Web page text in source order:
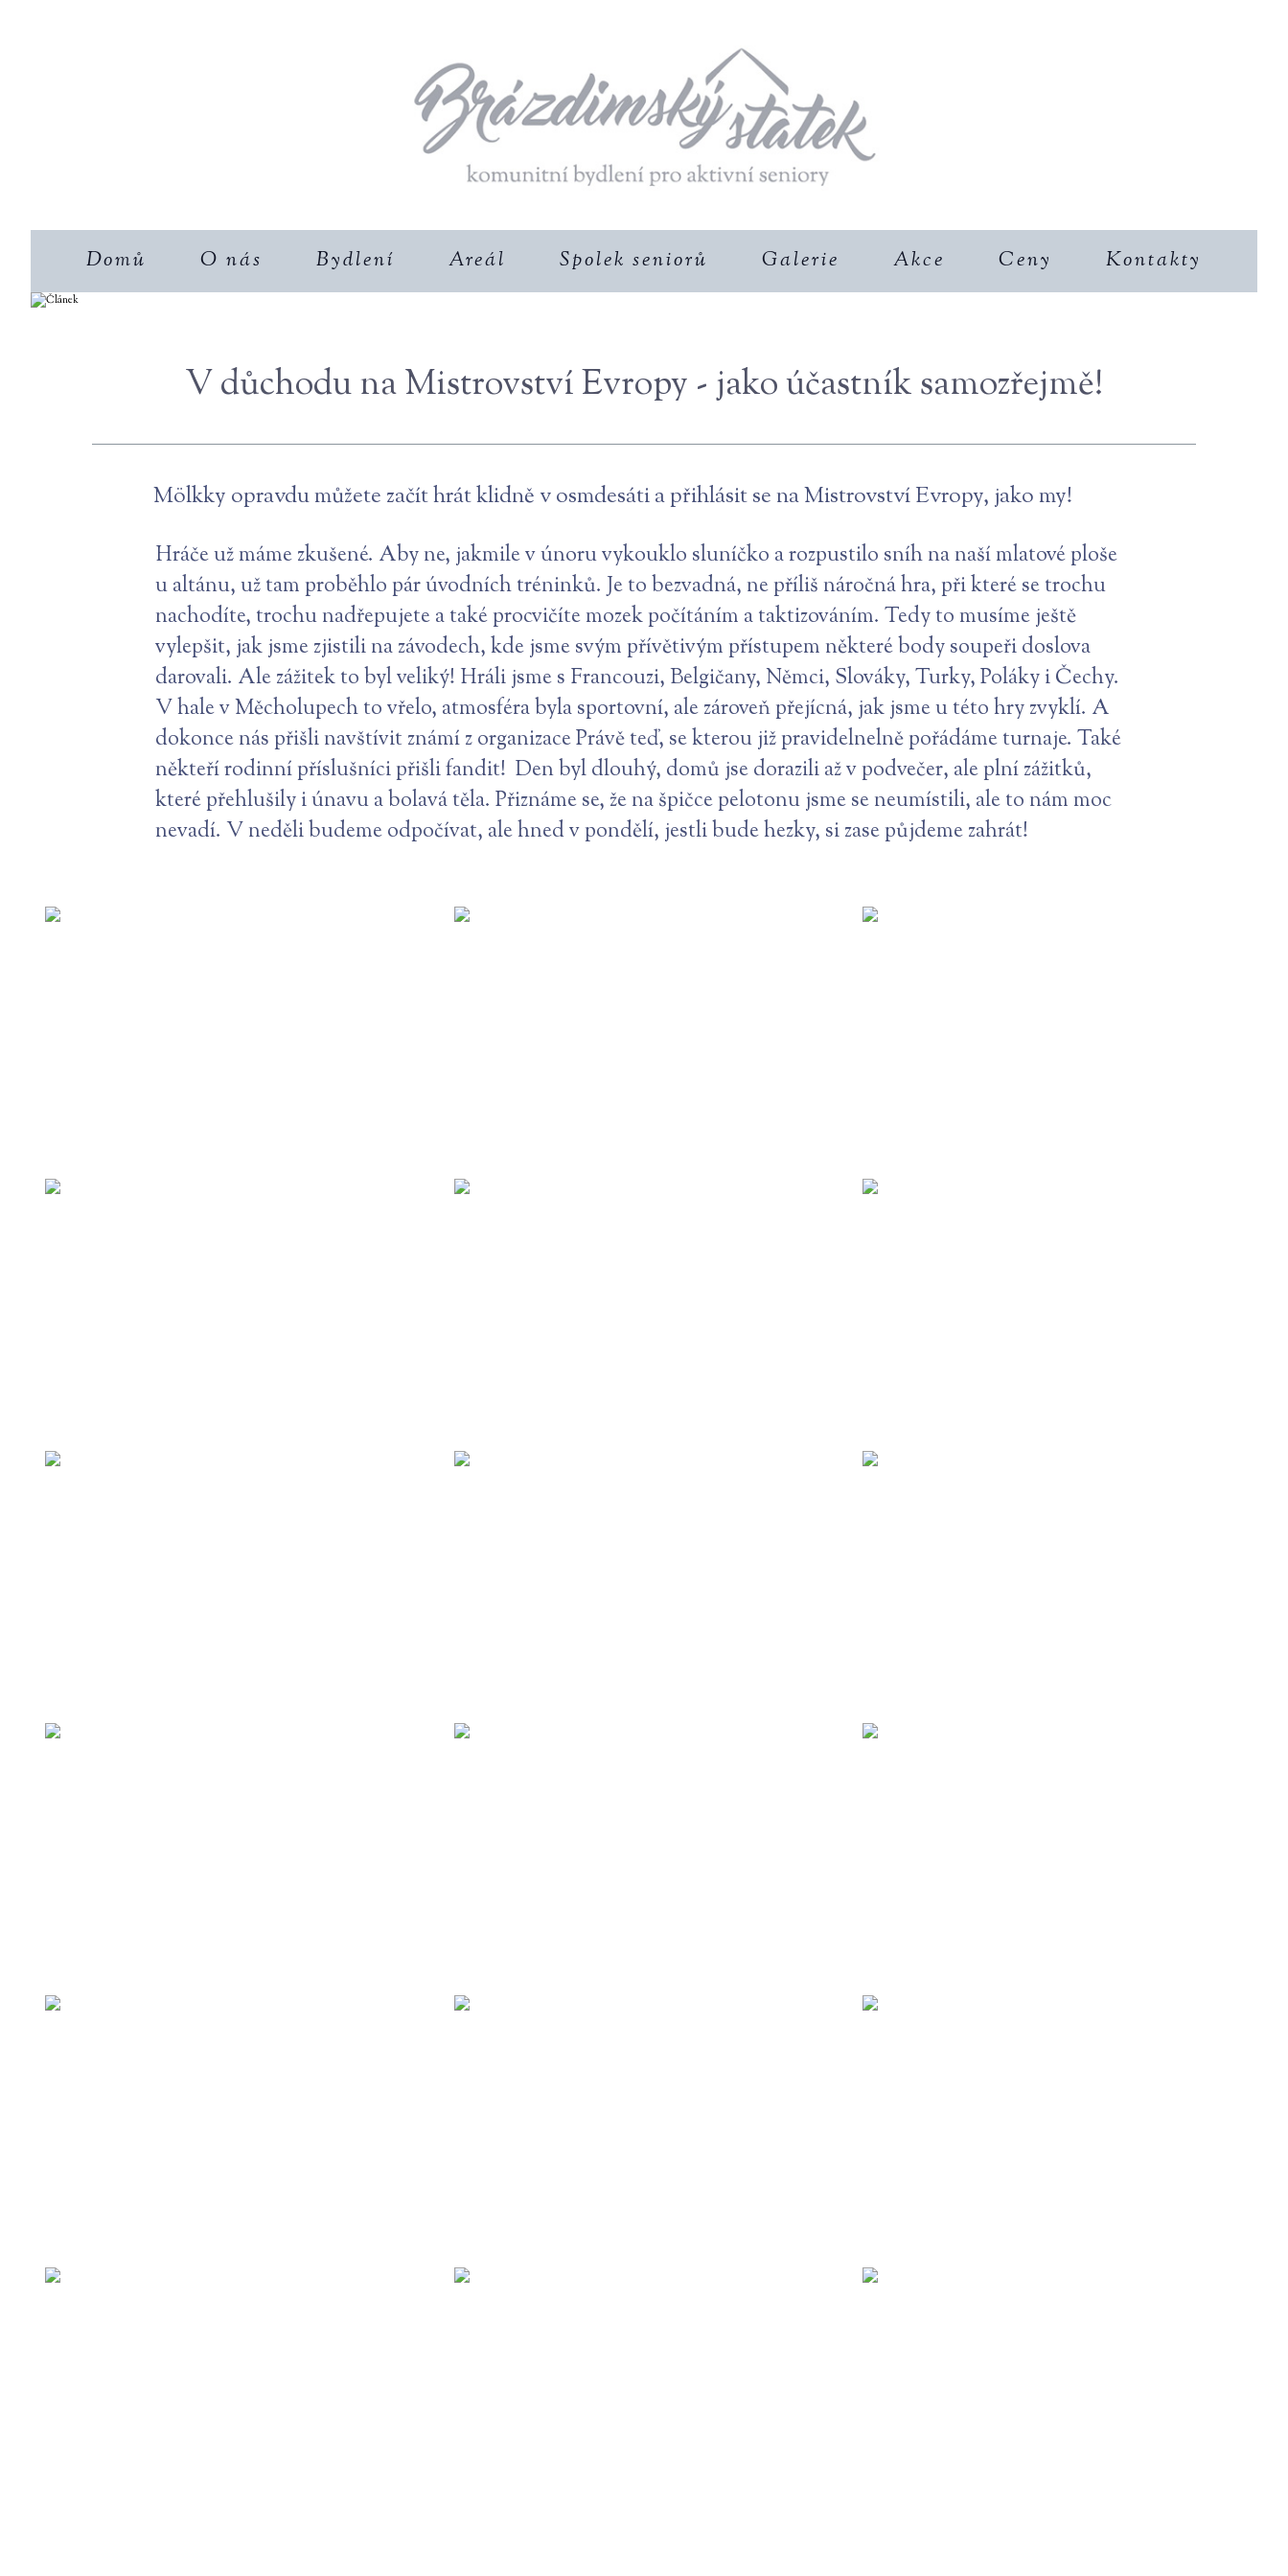
Domů O nás Bydlení Areál Spolek seniorů Galerie Akce Ceny Kontakty
V důchodu na Mistrovství Evropy - jako účastník samozřejmě!
Mölkky opravdu můžete začít hrát klidně v osmdesáti a přihlásit se na Mistrovství Evropy, jako my!
Hráče už máme zkušené. Aby ne, jakmile v únoru vykouklo sluníčko a rozpustilo sníh na naší mlatové ploše
u altánu, už tam proběhlo pár úvodních tréninků. Je to bezvadná, ne příliš náročná hra, při které se trochu
nachodíte, trochu nadřepujete a také procvičíte mozek počítáním a taktizováním. Tedy to musíme ještě
vylepšit, jak jsme zjistili na závodech, kde jsme svým přívětivým přístupem některé body soupeři doslova
darovali. Ale zážitek to byl veliký! Hráli jsme s Francouzi, Belgičany, Němci, Slováky, Turky, Poláky i Čechy.
V hale v Měcholupech to vřelo, atmosféra byla sportovní, ale zároveň přejícná, jak jsme u této hry zvyklí. A
dokonce nás přišli navštívit známí z organizace Právě teď, se kterou již pravidelnelně pořádáme turnaje. Také
někteří rodinní příslušníci přišli fandit! Den byl dlouhý, domů jse dorazili až v podvečer, ale plní zážitků,
které přehlušily i únavu a bolavá těla. Přiznáme se, že na špičce pelotonu jsme se neumístili, ale to nám moc
nevadí. V neděli budeme odpočívat, ale hned v pondělí, jestli bude hezky, si zase půjdeme zahrát!